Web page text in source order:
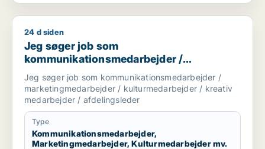
Jeg søger job som kommunikationsmedarbejder /
24 d siden
Jeg søger job som
kommunikationsmedarbejder /
marketingmedarbejder /
kulturmedarbejder / kreativ medarbejder /
afdelingsleder
Jeg søger job som kommunikationsmedarbejder /
marketingmedarbejder / kulturmedarbejder / kreativ
medarbejder / afdelingsleder
Type
Kommunikationsmedarbejder,
Marketingmedarbejder, Kulturmedarbejder mv.